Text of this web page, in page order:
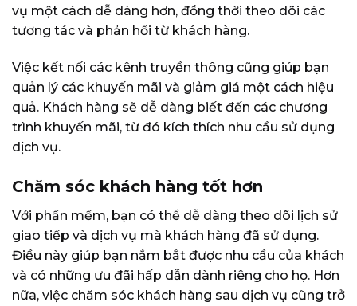
vụ một cách dễ dàng hơn, đồng thời theo dõi các
tương tác và phản hồi từ khách hàng.
Việc kết nối các kênh truyền thông cũng giúp bạn
quản lý các khuyến mãi và giảm giá một cách hiệu
quả. Khách hàng sẽ dễ dàng biết đến các chương
trình khuyến mãi, từ đó kích thích nhu cầu sử dụng
dịch vụ.
Chăm sóc khách hàng tốt hơn
Với phần mềm, bạn có thể dễ dàng theo dõi lịch sử
giao tiếp và dịch vụ mà khách hàng đã sử dụng.
Điều này giúp bạn nắm bắt được nhu cầu của khách
và có những ưu đãi hấp dẫn dành riêng cho họ. Hơn
nữa, việc chăm sóc khách hàng sau dịch vụ cũng trở